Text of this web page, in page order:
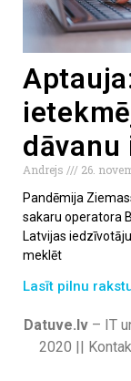
dāvanu
Andrejs
26.
Pandēmija
sakaru operatora
Latvijas
meklēt
Lasīt pilnu
Datuve.lv– IT
2020 ||